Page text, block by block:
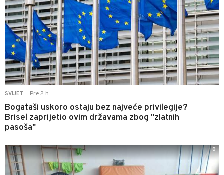
SVIJET Pre 2 h
Bogataši uskoro ostaju bez najveće privilegije?
Brisel zaprijetio ovim državama zbog "zlatnih
pasoša"
0